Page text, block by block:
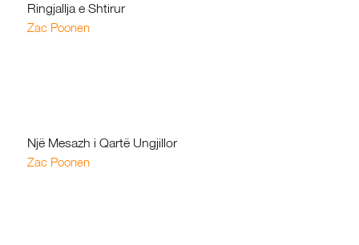
Ringjallja e Shtirur
Zac Poonen
Një Mesazh i Qartë Ungjillor
Zac Poonen